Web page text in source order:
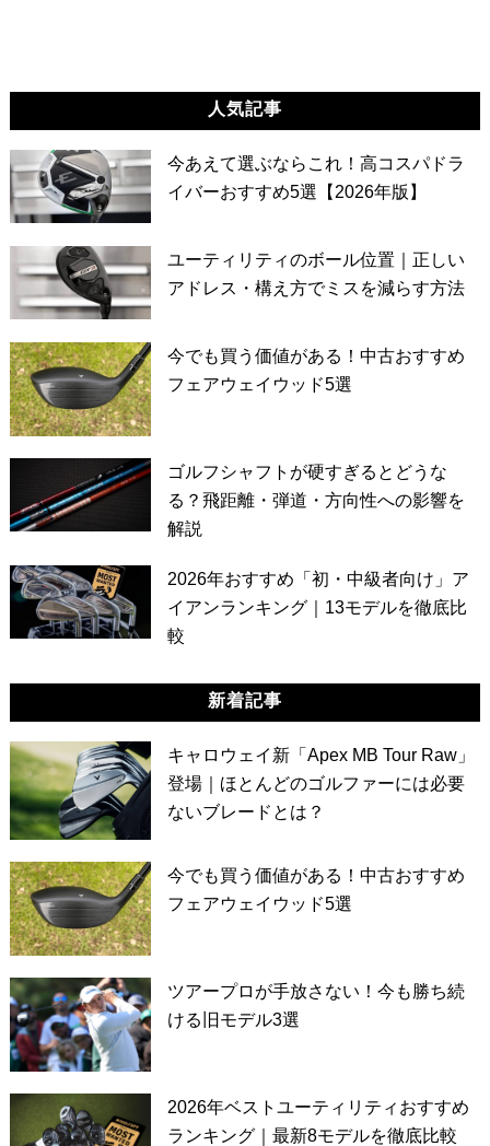
人気記事
今あえて選ぶならこれ！高コスパドラ
イバーおすすめ5選【2026年版】
ユーティリティのボール位置｜正しい
アドレス・構え方でミスを減らす方法
今でも買う価値がある！中古おすすめ
フェアウェイウッド5選
ゴルフシャフトが硬すぎるとどうな
る？飛距離・弾道・方向性への影響を
解説
2026年おすすめ「初・中級者向け」ア
イアンランキング｜13モデルを徹底比
較
新着記事
キャロウェイ新「Apex MB Tour Raw」
登場｜ほとんどのゴルファーには必要
ないブレードとは？
今でも買う価値がある！中古おすすめ
フェアウェイウッド5選
ツアープロが手放さない！今も勝ち続
ける旧モデル3選
2026年ベストユーティリティおすすめ
ランキング｜最新8モデルを徹底比較